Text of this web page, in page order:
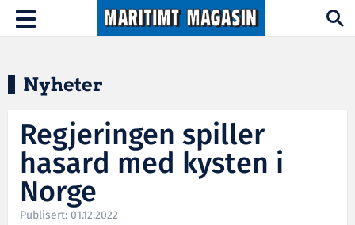
Hopp til hovedinnhold
Toggle
navigation
Nyheter
Regjeringen spiller
hasard med kysten i
Norge
Publisert: 01.12.2022